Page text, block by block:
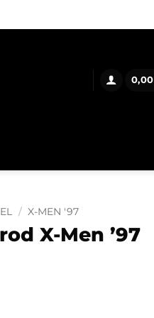
0,00
/ X-MEN '97
X-Men ’97